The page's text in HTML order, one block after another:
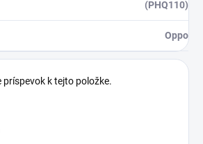
(PHQ110)
Oppo
príspevok k tejto položke.